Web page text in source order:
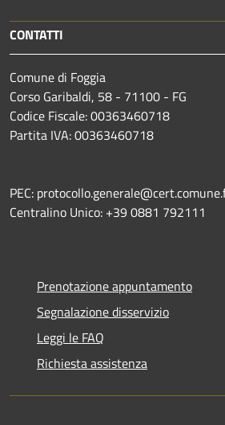
CONTATTI
Comune di Foggia
Corso Garibaldi, 58 - 71100 - FG
Codice Fiscale: 00363460718
Partita IVA: 00363460718
PEC:
Centralino Unico: +39 0881 792111
Prenotazione appuntamento
Segnalazione disservizio
Leggi le FAQ
Richiesta assistenza